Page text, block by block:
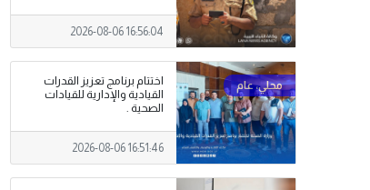
2026-08-06 16:56:04
اختتام برنامج تعزيز القدرات
القيادية والإدارية للقيادات
الصحية .
2026-08-06 16:51:46